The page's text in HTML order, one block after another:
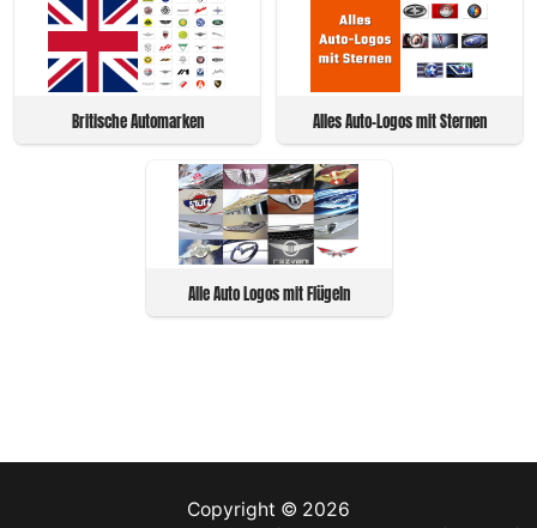
Britische Automarken Alles Auto-Logos mit Sternen
Alle Auto Logos mit Flügeln
Copyright © 2026